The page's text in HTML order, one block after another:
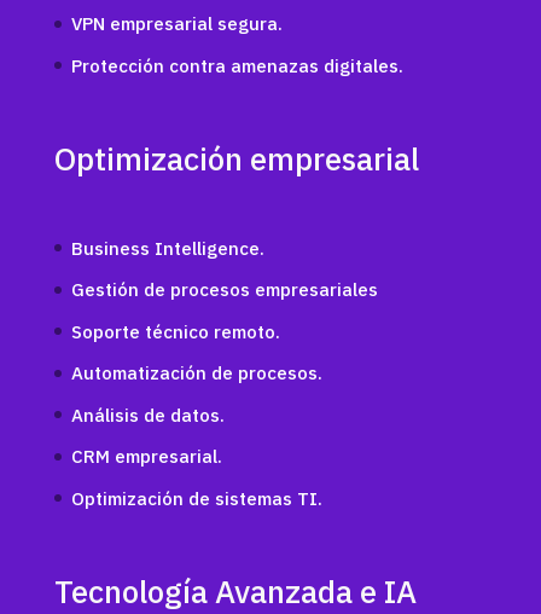
VPN empresarial segura.
Protección contra amenazas digitales.
Optimización empresarial
Business Intelligence.
Gestión de procesos empresariales
Soporte técnico remoto.
Automatización de procesos.
Análisis de datos.
CRM empresarial.
Optimización de sistemas TI.
Tecnología Avanzada e IA